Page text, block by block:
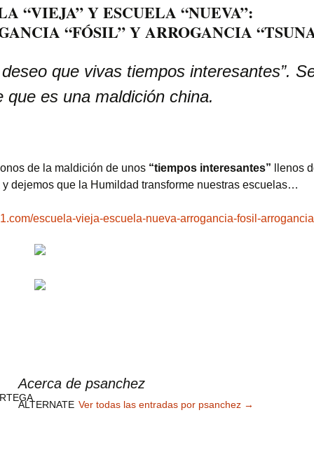
“VIEJA” Y ESCUELA “NUEVA”:
“FÓSIL” Y ARROGANCIA
deseo que vivas tiempos interesantes”.
que es una maldición china.
de la maldición de unos “tiempos interesantes”
llenos
y dejemos que la Humildad transforme nuestras escuelas…
escuela-vieja-escuela-nueva-arrogancia-fosil-
Acerca de psanchez
ALTERNATE Ver todas las entradas por psanchez →